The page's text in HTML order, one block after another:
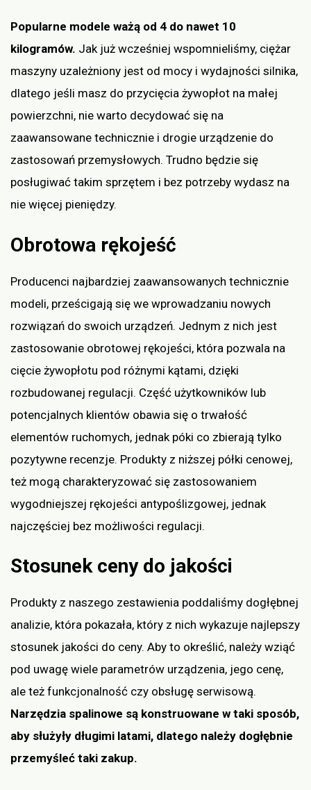
Popularne modele ważą od 4 do nawet 10
kilogramów. Jak już wcześniej wspomnieliśmy, ciężar
maszyny uzależniony jest od mocy i wydajności silnika,
dlatego jeśli masz do przycięcia żywopłot na małej
powierzchni, nie warto decydować się na
zaawansowane technicznie i drogie urządzenie do
zastosowań przemysłowych. Trudno będzie się
posługiwać takim sprzętem i bez potrzeby wydasz na
nie więcej pieniędzy.
Obrotowa rękojeść
Producenci najbardziej zaawansowanych technicznie
modeli, prześcigają się we wprowadzaniu nowych
rozwiązań do swoich urządzeń. Jednym z nich jest
zastosowanie obrotowej rękojeści, która pozwala na
cięcie żywopłotu pod różnymi kątami, dzięki
rozbudowanej regulacji. Część użytkowników lub
potencjalnych klientów obawia się o trwałość
elementów ruchomych, jednak póki co zbierają tylko
pozytywne recenzje. Produkty z niższej półki cenowej,
też mogą charakteryzować się zastosowaniem
wygodniejszej rękojeści antypoślizgowej, jednak
najczęściej bez możliwości regulacji.
Stosunek ceny do jakości
Produkty z naszego zestawienia poddaliśmy dogłębnej
analizie, która pokazała, który z nich wykazuje najlepszy
stosunek jakości do ceny. Aby to określić, należy wziąć
pod uwagę wiele parametrów urządzenia, jego cenę,
ale też funkcjonalność czy obsługę serwisową.
Narzędzia spalinowe są konstruowane w taki sposób,
aby służyły długimi latami, dlatego należy dogłębnie
przemyśleć taki zakup.